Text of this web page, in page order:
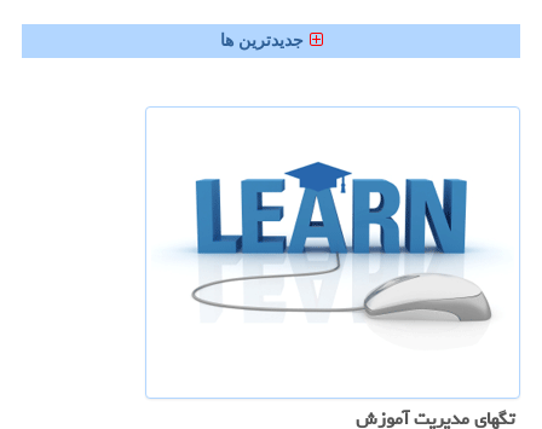
جدیدترین ها
تگهای مدیریت آموزش